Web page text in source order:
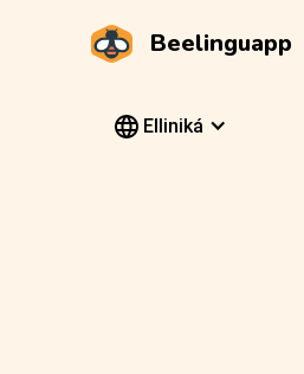
Beelinguapp
Elliniká